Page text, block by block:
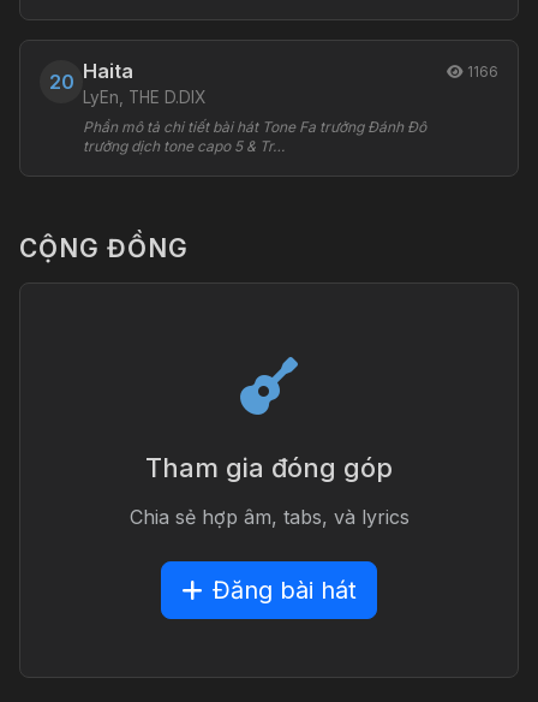
20 Haita
LyEn, THE D.DIX
Phần mô tả chi tiết bài hát Tone Fa trưởng Đánh Đô
trưởng dịch tone capo 5 & Tr…
1166
CỘNG ĐỒNG
Tham gia đóng góp
Chia sẻ hợp âm, tabs, và lyrics
Đăng bài hát